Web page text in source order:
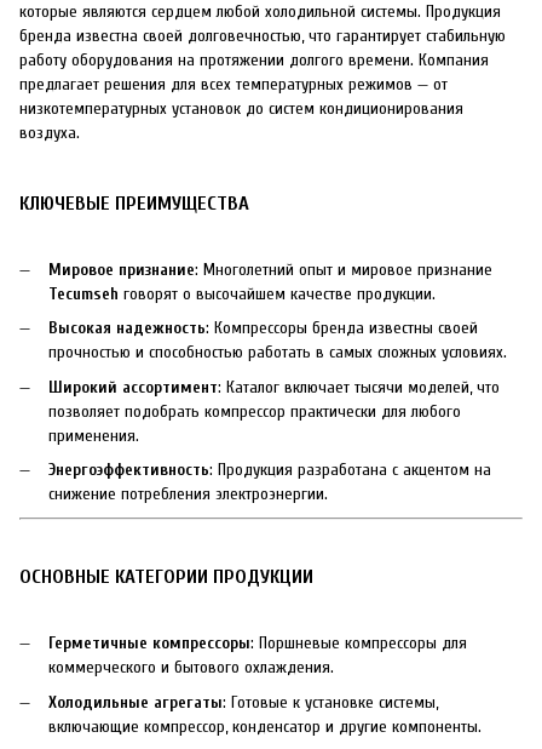
которые являются сердцем любой холодильной системы. Продукция
бренда известна своей долговечностью, что гарантирует стабильную
работу оборудования на протяжении долгого времени. Компания
предлагает решения для всех температурных режимов — от
низкотемпературных установок до систем кондиционирования
воздуха.
КЛЮЧЕВЫЕ ПРЕИМУЩЕСТВА
Мировое признание: Многолетний опыт и мировое признание
Tecumseh говорят о высочайшем качестве продукции.
Высокая надежность: Компрессоры бренда известны своей
прочностью и способностью работать в самых сложных условиях.
Широкий ассортимент: Каталог включает тысячи моделей, что
позволяет подобрать компрессор практически для любого
применения.
Энергоэффективность: Продукция разработана с акцентом на
снижение потребления электроэнергии.
ОСНОВНЫЕ КАТЕГОРИИ ПРОДУКЦИИ
Герметичные компрессоры: Поршневые компрессоры для
коммерческого и бытового охлаждения.
Холодильные агрегаты: Готовые к установке системы,
включающие компрессор, конденсатор и другие компоненты.